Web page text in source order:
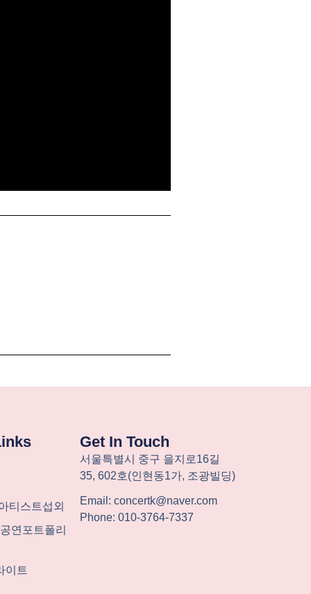
티스트섭외
연포트폴리
이트
Get In Touch
서울특별시 중구 을지로16길
35, 602호(인현동1가, 조광빌딩)
Email: concertk@naver.com
Phone: 010-3764-7337